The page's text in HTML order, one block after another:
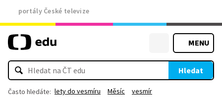
portály České televize
MENU
Hledat
Často hledáte: lety do vesmíru Měsíc vesmír